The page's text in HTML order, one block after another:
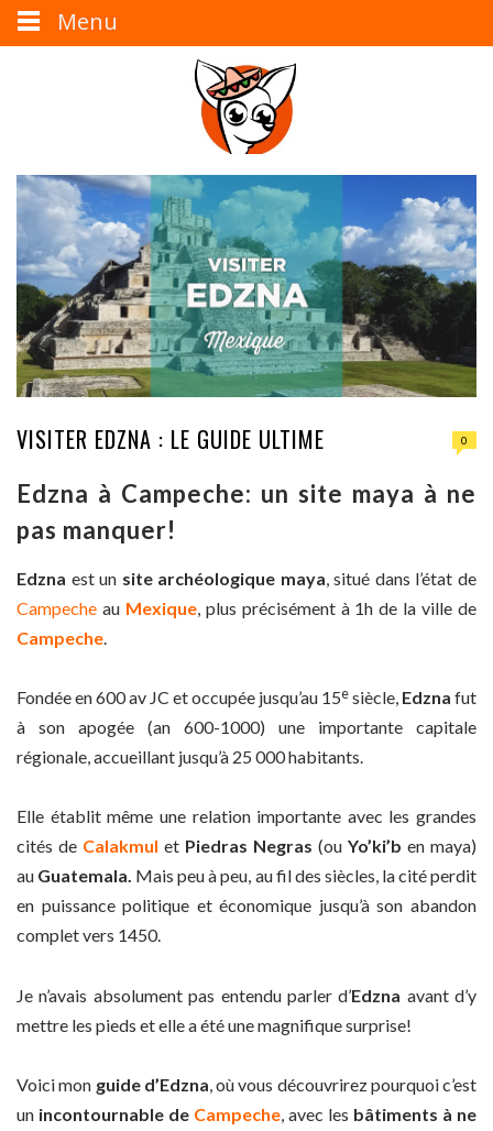
VISITER EDZNA : LE GUIDE ULTIME 0
Edzna à Campeche: un site maya à ne
pas manquer!
Edzna est un site archéologique maya , situé dans l’état de
Campeche au Mexique, plus précisément à 1h de la ville de
Campeche
Fondée en 600 av JC et occupée jusqu’au 15esiècle, Edzna fut
à son apogée (an 600-1000) une importante capitale
régionale, accueillant jusqu’à 25 000 habitants.
Elle établit même une relation importante avec les grandes
cités de Calakmul et Piedras Negras (ou Yo’ki’b en maya)
au Guatemala. Mais peu à peu, au fil des siècles, la cité perdit
en puissance politique et économique jusqu’à son abandon
complet vers 1450.
Je n’avais absolument pas entendu parler d’Edzna avant d’y
mettre les pieds et elle a été une magnifique surprise!
Voici mon guide d’Edzna, où vous découvrirez pourquoi c’est
un incontournable de Campeche, avec les bâtiments à ne
Menu